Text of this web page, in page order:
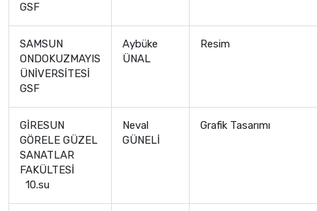
GSF
SAMSUN
ONDOKUZMAYIS
ÜNİVERSİTESİ
GSF
Aybüke
ÜNAL
Resim
GİRESUN
GÖRELE GÜZEL
SANATLAR
FAKÜLTESİ
10.su
Neval
GÜNELİ
Grafik Tasarımı